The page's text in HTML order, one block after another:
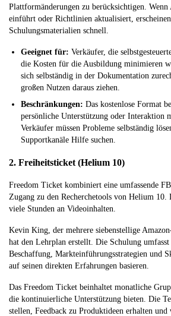
Plattformänderungen zu berücksichtigen. Wenn
einführt oder Richtlinien aktualisiert, erscheinen
Schulungsmaterialien schnell.
Geeignet für: Verkäufer, die
die Kosten für die Ausbildung minimieren
sich selbständig in der Dokumentation
großen Nutzen daraus ziehen.
Beschränkungen: Das kostenlose Format
persönliche Unterstützung oder Interaktion
Verkäufer müssen Probleme selbständig
Supportkanäle Hilfe suchen.
2. Freiheitsticket (Helium 10)
Freedom Ticket kombiniert eine umfassende
Zugang zu den Recherchetools von Helium 10.
viele Stunden an Videoinhalten.
Kevin King, der mehrere siebenstellige
hat den Lehrplan erstellt. Die Schulung umfasst
Beschaffung, Markteinführungsstrategien und
auf seinen direkten Erfahrungen basieren.
Das Freedom Ticket beinhaltet monatliche
die kontinuierliche Unterstützung bieten. Die
stellen, Feedback zu Produktideen erhalten und